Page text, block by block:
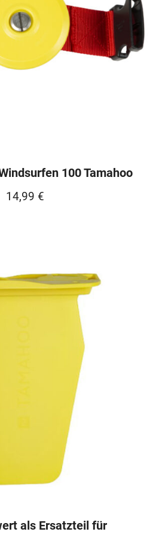
100 Tamahoo
14,99 €
als Ersatzteil für